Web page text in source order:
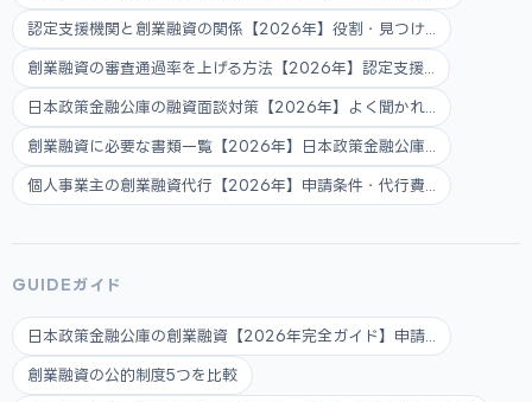
認定支援機関と創業融資の関係【2026年】役割・見つけ...
創業融資の審査通過率を上げる方法【2026年】認定支援...
日本政策金融公庫の融資面談対策【2026年】よく聞かれ...
創業融資に必要な書類一覧【2026年】日本政策金融公庫...
個人事業主の創業融資代行【2026年】申請条件・代行費...
GUIDEガイド
日本政策金融公庫の創業融資【2026年完全ガイド】申請...
創業融資の公的制度5つを比較